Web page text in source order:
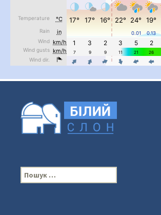
#PipIvanToday...
pimrec_project
П
о